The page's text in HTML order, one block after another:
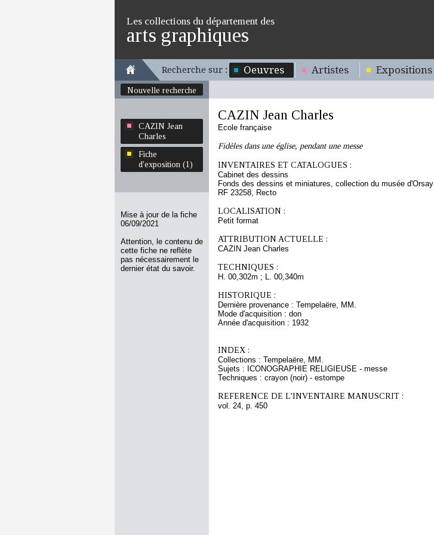
Les collections du département des
arts graphiques
Recherche sur : Oeuvres Artistes Expositions
Nouvelle recherche
CAZIN Jean
Charles
Fiche
d'exposition (1)
Mise à jour de la fiche
06/09/2021
Attention, le contenu de
cette fiche ne reflète
pas nécessairement le
dernier état du savoir.
CAZIN Jean Charles
Ecole française
Fidèles dans une église, pendant une messe
INVENTAIRES ET CATALOGUES :
Cabinet des dessins
Fonds des dessins et miniatures, collection du musée d'Orsay
RF 23258, Recto
LOCALISATION :
Petit format
ATTRIBUTION ACTUELLE :
CAZIN Jean Charles
TECHNIQUES :
H. 00,302m ; L. 00,340m
HISTORIQUE :
Dernière provenance : Tempelaëre, MM.
Mode d'acquisition : don
Année d'acquisition : 1932
INDEX :
Collections : Tempelaëre, MM.
Sujets : ICONOGRAPHIE RELIGIEUSE - messe
Techniques : crayon (noir) - estompe
REFERENCE DE L'INVENTAIRE MANUSCRIT :
vol. 24, p. 450